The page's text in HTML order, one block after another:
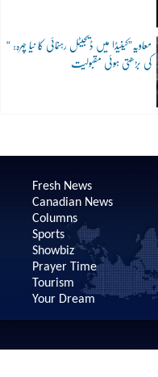
“معاویہ”کینیڈا میں ڈیجیٹل رہنمائی کا نیا چہرہ:
کی بڑھتی ہوئی مقبولیت
Fresh News
Canadian News
Columns
Sports
Showbiz
Prayer Time
Tourism
Your Dream